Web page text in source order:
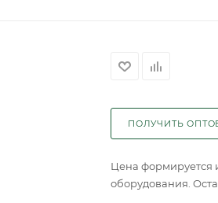
ПОЛУЧИТЬ
Цена формируется
оборудования.